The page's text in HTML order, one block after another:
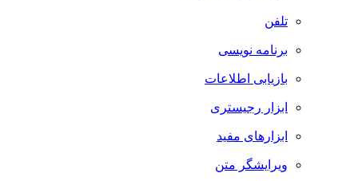
تلفن
برنامه نویسی
بازیابی اطلاعات
ابزار رجیستری
ابزارهای مفید
ویرایشگر متن